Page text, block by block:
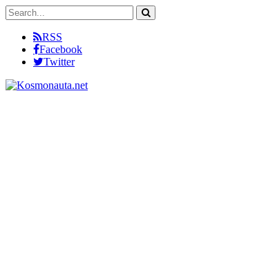
RSS
Facebook
Twitter